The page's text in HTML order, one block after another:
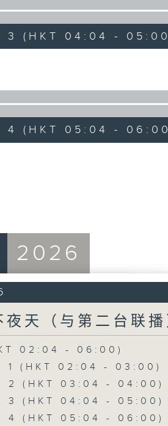
3 (HKT 04:04 -
4 (HKT 05:04 -
2026
夜天（与第二台联
02:04 - 06:00)
1 (HKT 02:04 - 03:00)
2 (HKT 03:04 - 04:00)
3 (HKT 04:04 - 05:00)
4 (HKT 05:04 - 06:00)